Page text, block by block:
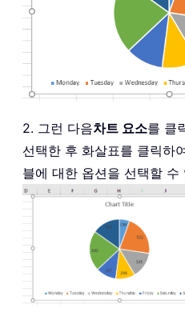
2. 그런 다음차트 요소를 클
선택한 후 화살표를 클릭하
블에 대한 옵션을 선택할 수